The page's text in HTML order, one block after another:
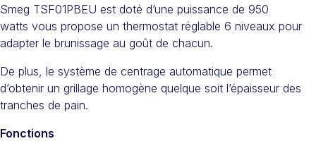
Smeg TSF01PBEU est doté d’une puissance de 950
watts vous propose un thermostat réglable 6 niveaux pour
adapter le brunissage au goût de chacun.
De plus, le système de centrage automatique permet
d’obtenir un grillage homogène quelque soit l’épaisseur des
tranches de pain.
Fonctions